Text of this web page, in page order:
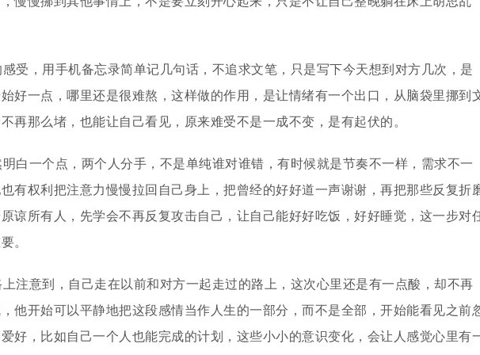
受，用手机备忘录简单记几句话，不追求文笔，只是写下今天想到对方几次，是
好一点，哪里还是很难熬，这样做的作用，是让情绪有一个出口，从脑袋里挪到
再那么堵，也能让自己看见，原来难受不是一成不变，是有起伏的。
白一个点，两个人分手，不是单纯谁对谁错，有时候就是节奏不一样，需求不一
有权利把注意力慢慢拉回自己身上，把曾经的好好道一声谢谢，再把那些反复折
谅所有人，先学会不再反复攻击自己，让自己能好好吃饭，好好睡觉，这一步对
。
注意到，自己走在以前和对方一起走过的路上，这次心里还是有一点酸，却不再
他开始可以平静地把这段感情当作人生的一部分，而不是全部，开始能看见之前
好，比如自己一个人也能完成的计划，这些小小的意识变化，会让人感觉心里有